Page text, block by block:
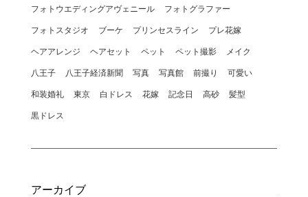
フォトウエディングアヴェニール フォトグラファー
フォトスタジオ ブーケ プリンセスライン プレ花嫁
ヘアアレンジ ヘアセット ペット ペット撮影 メイク
八王子 八王子経済新聞 写真 写真館 前撮り 可愛い
和装婚礼 東京 白ドレス 花嫁 記念日 高砂 髪型
黒ドレス
アーカイブ